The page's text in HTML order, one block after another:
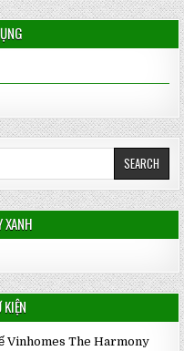
XANH
Vinhomes The Harmony